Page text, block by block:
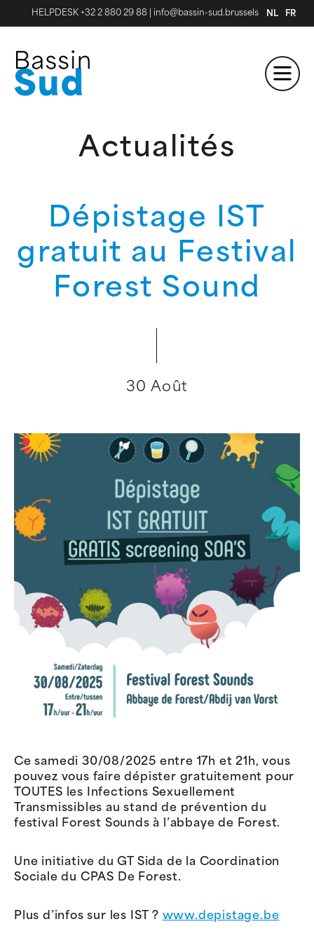
HELPDESK +32 2 880 29 88 info@bassin-sud.brussels NL FR
Actualités
Dépistage IST
gratuit au Festival
Forest Sound
30 Août
Ce samedi 30/08/2025 entre 17h et 21h, vous
pouvez vous faire dépister gratuitement pour
TOUTES les Infections Sexuellement
Transmissibles au stand de prévention du
festival Forest Sounds à l’abbaye de Forest.
Une initiative du GT Sida de la Coordination
Sociale du CPAS De Forest.
Plus d’infos sur les IST ? www.depistage.be